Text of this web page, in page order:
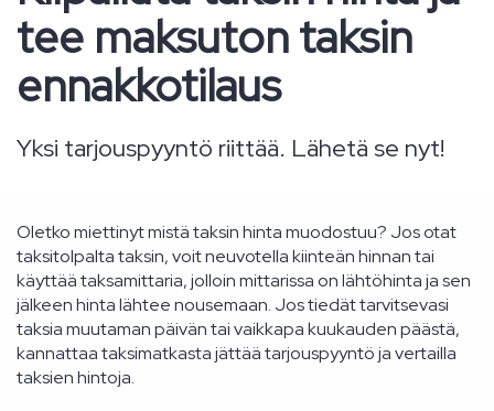
tee maksuton taksin
ennakkotilaus
Yksi tarjouspyyntö riittää. Lähetä se nyt!
Oletko miettinyt mistä taksin hinta muodostuu? Jos otat
taksitolpalta taksin, voit neuvotella kiinteän hinnan tai
käyttää taksamittaria, jolloin mittarissa on lähtöhinta ja sen
jälkeen hinta lähtee nousemaan. Jos tiedät tarvitsevasi
taksia muutaman päivän tai vaikkapa kuukauden päästä,
kannattaa taksimatkasta jättää tarjouspyyntö ja vertailla
taksien hintoja.